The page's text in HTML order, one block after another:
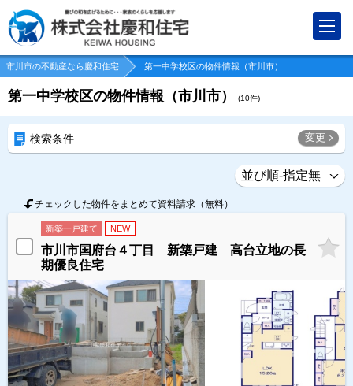
市川市の不動産なら慶和住宅 第一中学校区の物件情報（市川市）
第一中学校区の物件情報（市川市） (10件)
検索条件 変更
チェックした物件をまとめて資料請求（無料）
新築一戸建て NEW
市川市国府台４丁目 新築戸建 高台立地の長
期優良住宅